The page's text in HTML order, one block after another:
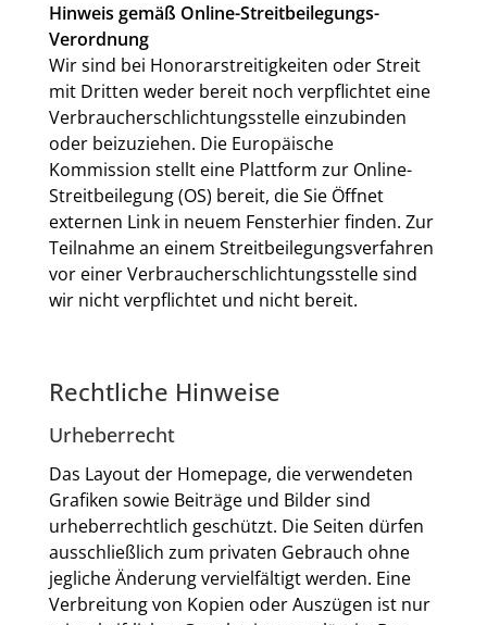
Hinweis gemäß Online-Streitbeilegungs-
Verordnung
Wir sind bei Honorarstreitigkeiten oder Streit
mit Dritten weder bereit noch verpflichtet eine
Verbraucherschlichtungsstelle einzubinden
oder beizuziehen. Die Europäische
Kommission stellt eine Plattform zur Online-
Streitbeilegung (OS) bereit, die Sie Öffnet
externen Link in neuem Fensterhier finden. Zur
Teilnahme an einem Streitbeilegungsverfahren
vor einer Verbraucherschlichtungsstelle sind
wir nicht verpflichtet und nicht bereit.
Rechtliche Hinweise
Urheberrecht
Das Layout der Homepage, die verwendeten
Grafiken sowie Beiträge und Bilder sind
urheberrechtlich geschützt. Die Seiten dürfen
ausschließlich zum privaten Gebrauch ohne
jegliche Änderung vervielfältigt werden. Eine
Verbreitung von Kopien oder Auszügen ist nur